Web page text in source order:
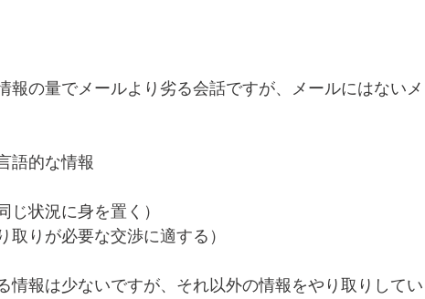
報の量でメールより劣る会話ですが、メールにはないメ
語的な情報
状況に身を置く）
りが必要な交渉に適する）
情報は少ないですが、それ以外の情報をやり取りしてい